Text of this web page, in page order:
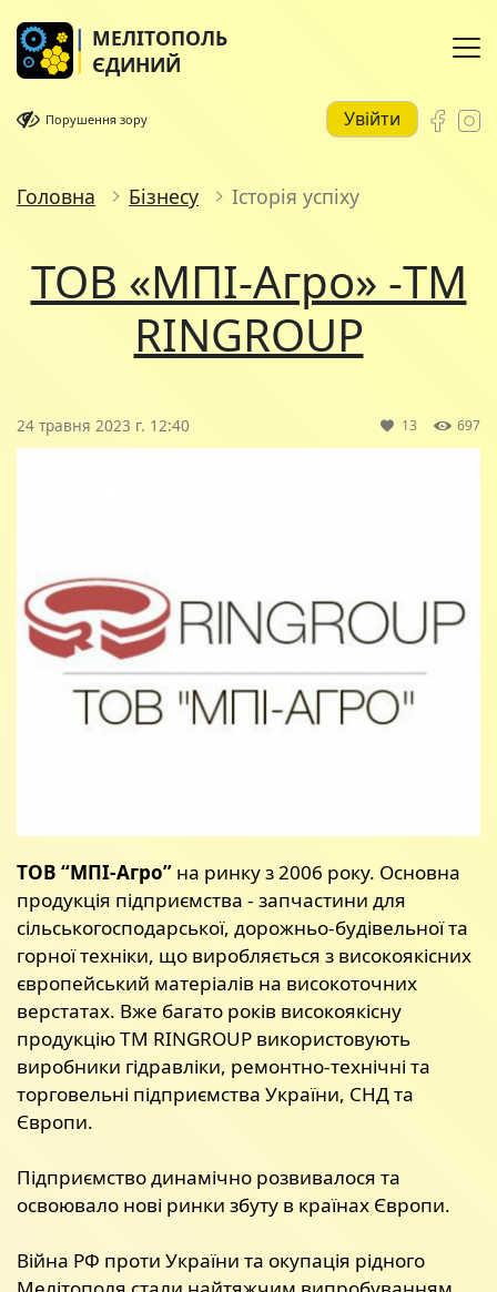
МЕЛІТОПОЛЬ
ЄДИНИЙ
Порушення зору Увійти
Головна Бізнесу Історія успіху
ТОВ «МПІ-Агро» -TM
RINGROUP
24 травня 2023 г. 12:40 13 697
ТОВ “МПІ-Агро” на ринку з 2006 року. Основна
продукція підприємства - запчастини для
сільськогосподарської, дорожньо-будівельної та
горної техніки, що виробляється з високоякісних
європейський матеріалів на високоточних
верстатах. Вже багато років високоякісну
продукцію ТМ RINGROUP використовують
виробники гідравліки, ремонтно-технічні та
торговельні підприємства України, СНД та
Європи.
Підприємство динамічно розвивалося та
освоювало нові ринки збуту в країнах Європи.
Війна РФ проти України та окупація рідного